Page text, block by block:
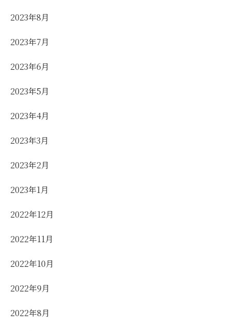
2023年8月
2023年7月
2023年6月
2023年5月
2023年4月
2023年3月
2023年2月
2023年1月
2022年12月
2022年11月
2022年10月
2022年9月
2022年8月